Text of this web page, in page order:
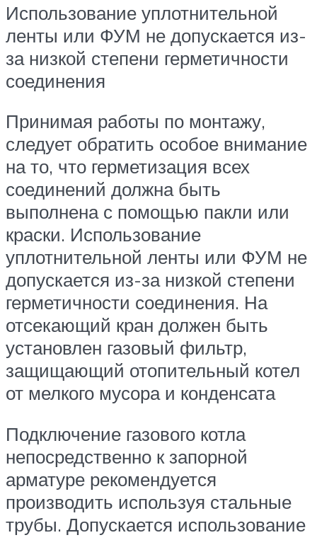
Использование уплотнительной
ленты или ФУМ не допускается из-
за низкой степени герметичности
соединения
Принимая работы по монтажу,
следует обратить особое внимание
на то, что герметизация всех
соединений должна быть
выполнена с помощью пакли или
краски. Использование
уплотнительной ленты или ФУМ не
допускается из-за низкой степени
герметичности соединения. На
отсекающий кран должен быть
установлен газовый фильтр,
защищающий отопительный котел
от мелкого мусора и конденсата
Подключение газового котла
непосредственно к запорной
арматуре рекомендуется
производить используя стальные
трубы. Допускается использование